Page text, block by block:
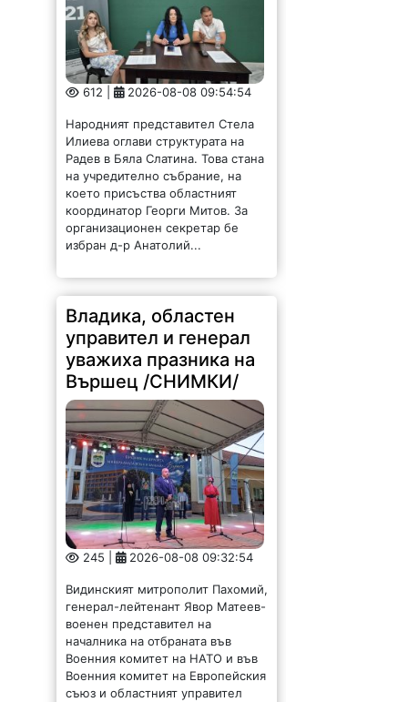
612 | 2026-08-08 09:54:54
Народният представител Стела
Илиева оглави структурата на
Радев в Бяла Слатина. Това стана
на учредително събрание, на
което присъства областният
координатор Георги Митов. За
организационен секретар бе
избран д-р Анатолий...
Владика, областен
управител и генерал
уважиха празника на
Вършец /СНИМКИ/
245 | 2026-08-08 09:32:54
Видинският митрополит Пахомий,
генерал-лейтенант Явор Матеев-
военен представител на
началника на отбраната във
Военния комитет на НАТО и във
Военния комитет на Европейския
съюз и областният управител